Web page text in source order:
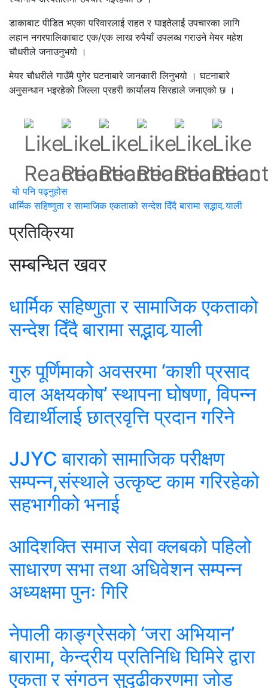
डाकाबाट पीडित भएका परिवारलाई राहत र घाइतेलाई उपचारका लागि
लहान नगरपालिकाबाट एक/एक लाख रुपैयाँ उपलब्ध गराउने मेयर महेश
चौधरीले जनाउनुभयो ।
मेयर चौधरीले गाउँमै पुगेर घटनाबारे जानकारी लिनुभयो । घटनाबारे
अनुसन्धान भइरहेको जिल्ला प्रहरी कार्यालय सिरहाले जनाएको छ ।
यो पनि पढ्नुहोस
धार्मिक सहिष्णुता र सामाजिक एकताको सन्देश दिँदै बारामा सद्भाव र्‍याली
प्रतिक्रिया
सम्बन्धित खवर
धार्मिक सहिष्णुता र सामाजिक एकताको
सन्देश दिँदै बारामा सद्भाव र्‍याली
गुरु पूर्णिमाको अवसरमा ‘काशी प्रसाद
वाल अक्षयकोष’ स्थापना घोषणा, विपन्न
विद्यार्थीलाई छात्रवृत्ति प्रदान गरिने
JJYC बाराको सामाजिक परीक्षण
सम्पन्न,संस्थाले उत्कृष्ट काम गरिरहेको
सहभागीको भनाई
आदिशक्ति समाज सेवा क्लबको पहिलो
साधारण सभा तथा अधिवेशन सम्पन्न
अध्यक्षमा पुनः गिरि
नेपाली काङ्ग्रेसको ‘जरा अभियान’
बारामा, केन्द्रीय प्रतिनिधि घिमिरे द्वारा
एकता र संगठन सुदृढीकरणमा जोड